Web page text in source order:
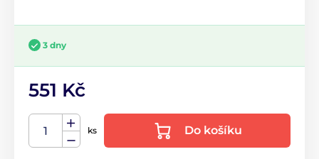
3 dny
551 Kč
ks Do košíku